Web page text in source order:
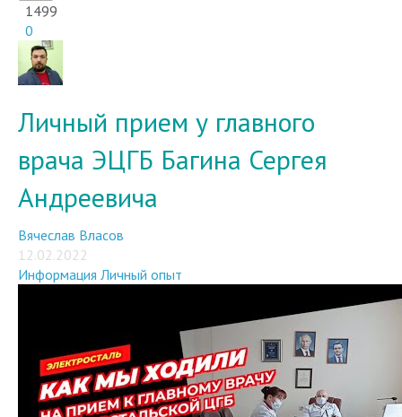
1499
0
Личный прием у главного
врача ЭЦГБ Багина Сергея
Андреевича
Вячеслав Власов
12.02.2022
Информация Личный опыт